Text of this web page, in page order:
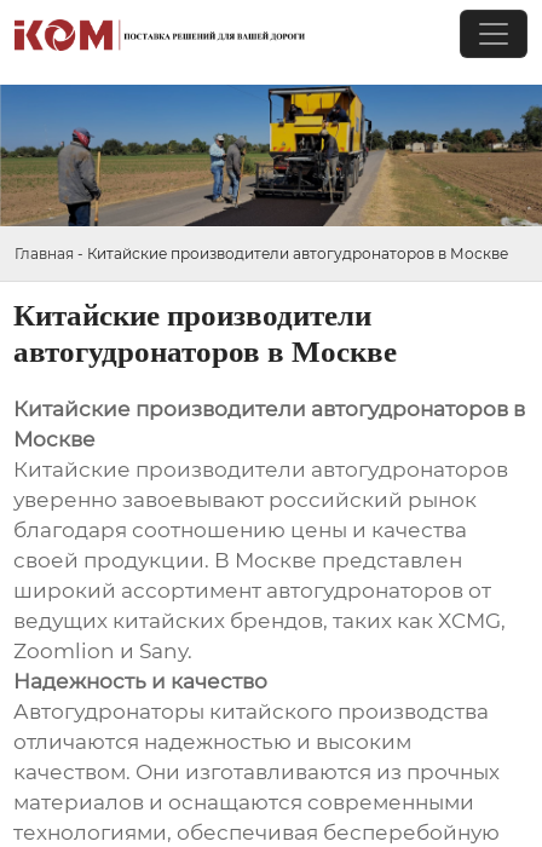
Главная - Китайские производители автогудронаторов в Москве
Китайские производители
автогудронаторов в Москве
Китайские производители автогудронаторов в
Москве
Китайские производители автогудронаторов
уверенно завоевывают российский рынок
благодаря соотношению цены и качества
своей продукции. В Москве представлен
широкий ассортимент автогудронаторов от
ведущих китайских брендов, таких как XCMG,
Zoomlion и Sany.
Надежность и качество
Автогудронаторы китайского производства
отличаются надежностью и высоким
качеством. Они изготавливаются из прочных
материалов и оснащаются современными
технологиями, обеспечивая бесперебойную